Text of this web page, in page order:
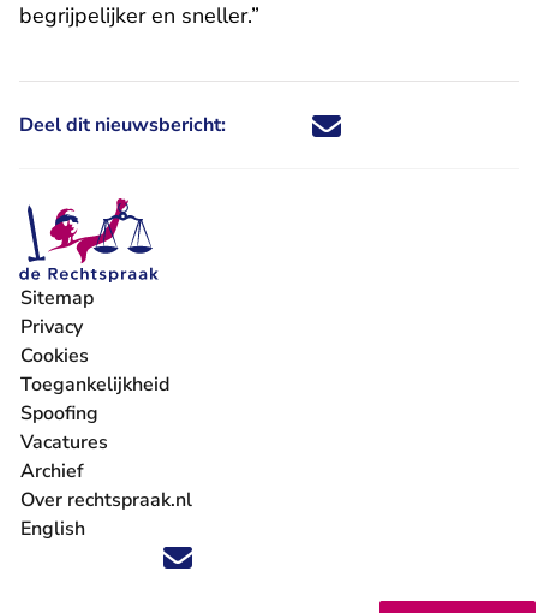
begrijpelijker en sneller.”
Deel dit nieuwsbericht: Deel dit nieuwsbericht via X -
Deel dit nieuwsbericht via
Deel dit nieuwsbericht
Deel dit
Volg ons op X (Twitter) - U verlaat Rechtspraak.nl
Volg ons op Facebook - U verlaat Rechtspraak.nl
Volg ons op Instagram - U verlaat Rechtspraak.nl
Volg ons op Youtube - U verlaat Rechtspraak.nl
Volg ons op LinkedIn - U verlaat
'Blijf op de hoogte' nieuwsbrief - U verlaat
Sitemap
Privacy
Cookies
Toegankelijkheid
Spoofing
Vacatures
- U verlaat Rechtspraak.nl
Archief
Over rechtspraak.nl
English